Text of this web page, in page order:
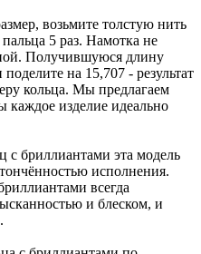
возьмите толстую нить
5 раз. Намотка не
Получившуюся длину
на 15,707 - результат
кольца. Мы предлагаем
изделие идеально
с бриллиантами эта модель
исполнения.
всегда
и блеском, и